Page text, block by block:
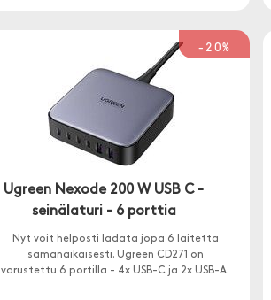
-20%
Ugreen Nexode 200 W USB C -
seinälaturi - 6 porttia
Nyt voit helposti ladata jopa 6 laitetta
samanaikaisesti. Ugreen CD271 on
varustettu 6 portilla - 4x USB-C ja 2x USB-A.